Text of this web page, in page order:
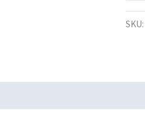
SKU: